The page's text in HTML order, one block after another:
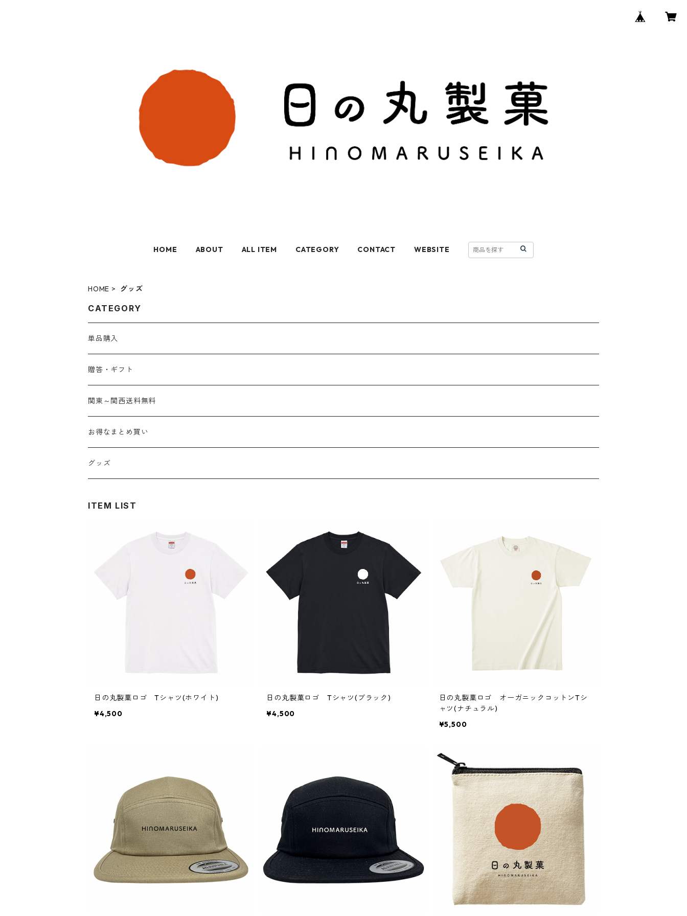
HOME ABOUT ALL ITEM CATEGORY CONTACT WEBSITE
HOME グッズ
CATEGORY
単品購入
贈答・ギフト
関東～関西送料無料
お得なまとめ買い
グッズ
ITEM LIST
日の丸製菓ロゴ Tシャツ(ホワイト)
¥4,500
日の丸製菓ロゴ Tシャツ(ブラック)
¥4,500
日の丸製菓ロゴ オーガニックコットンTシ
ャツ(ナチュラル)
¥5,500